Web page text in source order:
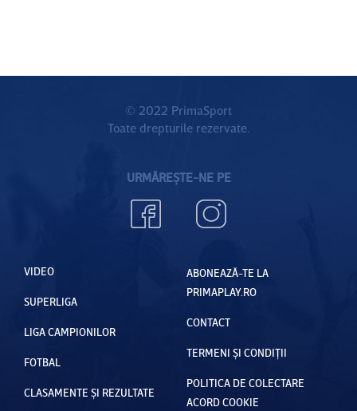
© 2022 PrimaSport
Toate drepturile rezervate.
URMĂREȘTE-NE PE
VIDEO
SUPERLIGA
LIGA CAMPIONILOR
FOTBAL
CLASAMENTE ȘI REZULTATE
ABONEAZĂ-TE LA
PRIMAPLAY.RO
CONTACT
TERMENI ȘI CONDIȚII
POLITICA DE COLECTARE
ACORD COOKIE